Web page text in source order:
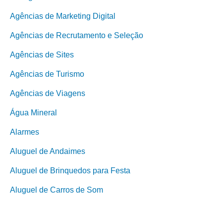
Agências de Marketing Digital
Agências de Recrutamento e Seleção
Agências de Sites
Agências de Turismo
Agências de Viagens
Água Mineral
Alarmes
Aluguel de Andaimes
Aluguel de Brinquedos para Festa
Aluguel de Carros de Som